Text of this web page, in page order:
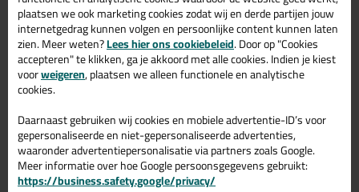
Gerelateerde producten
plaatsen we ook marketing cookies zodat wij en derde partijen jouw
internetgedrag kunnen volgen en persoonlijke content kunnen laten
zien. Meer weten?Lees hier ons cookiebeleid. Door op "Cookies
accepteren" te klikken, ga je akkoord met alle cookies. Indien je kiest
voorweigeren, plaatsen we alleen functionele en analytische
cookies.
Daarnaast gebruiken wij cookies en mobiele advertentie-ID’s voor
gepersonaliseerde en niet-gepersonaliseerde advertenties,
waaronder advertentiepersonalisatie via partners zoals Google.
Meer informatie over hoe Google persoonsgegevens gebruikt:
https://business.safety.google/privacy/